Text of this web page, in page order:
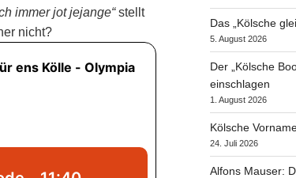
immer jot jejange“stellt
nicht?
Das „Kölsche
5. August 2026
Der „Kölsche
einschlagen
1. August 2026
Kölsche
24. Juli 2026
Alfons Mauser: